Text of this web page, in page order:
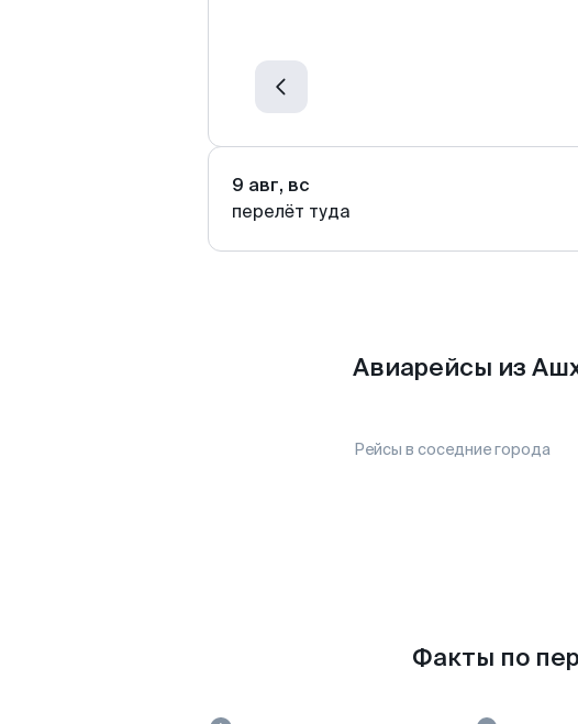
9 авг, вс
перелёт туда
Авиарейсы из
Рейсы в соседние города
Факты по